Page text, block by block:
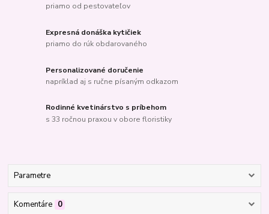
priamo od pestovateľov
Expresná donáška kytičiek
priamo do rúk obdarovaného
Personalizované doručenie
napríklad aj s ručne písaným odkazom
Rodinné kvetinárstvo s príbehom
s 33 ročnou praxou v obore floristiky
Parametre
Komentáre 0